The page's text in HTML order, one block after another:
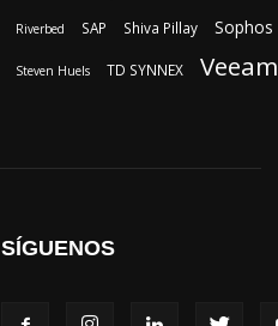
Riverbed SAP Shiva Pillay Sophos
Steven Huels TD SYNNEX Veeam
SÍGUENOS